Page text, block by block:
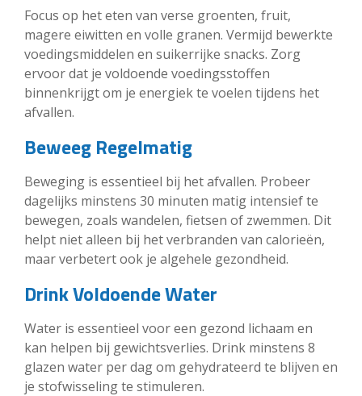
Focus op het eten van verse groenten, fruit,
magere eiwitten en volle granen. Vermijd bewerkte
voedingsmiddelen en suikerrijke snacks. Zorg
ervoor dat je voldoende voedingsstoffen
binnenkrijgt om je energiek te voelen tijdens het
afvallen.
Beweeg Regelmatig
Beweging is essentieel bij het afvallen. Probeer
dagelijks minstens 30 minuten matig intensief te
bewegen, zoals wandelen, fietsen of zwemmen. Dit
helpt niet alleen bij het verbranden van calorieën,
maar verbetert ook je algehele gezondheid.
Drink Voldoende Water
Water is essentieel voor een gezond lichaam en
kan helpen bij gewichtsverlies. Drink minstens 8
glazen water per dag om gehydrateerd te blijven en
je stofwisseling te stimuleren.